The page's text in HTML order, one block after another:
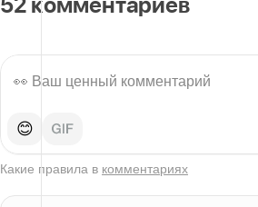
52 комментариев
😊
Какие правила в комментариях